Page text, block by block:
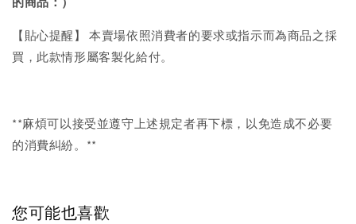
【貼心提醒】 本賣場依照消費者的要求或指示而為商品之採
買，此款情形屬客製化給付。
**麻煩可以接受並遵守上述規定者再下標，以免造成不必要
的消費糾紛。**
您可能也喜歡